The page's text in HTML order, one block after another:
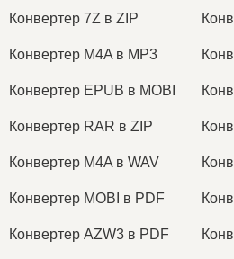
Конвертер 7Z в ZIP
Конвертер M4A в MP3
Конвертер EPUB в MOBI
Конвертер RAR в ZIP
Конвертер M4A в WAV
Конвертер MOBI в PDF
Конвертер AZW3 в PDF